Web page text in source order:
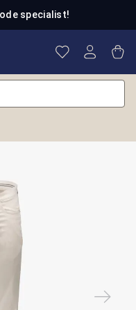
specialist!
Je hebt 0